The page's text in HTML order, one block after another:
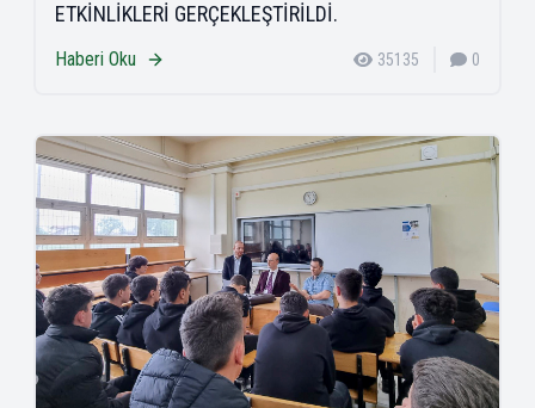
ETKİNLİKLERİ GERÇEKLEŞTİRİLDİ.
Haberi Oku 35135 0